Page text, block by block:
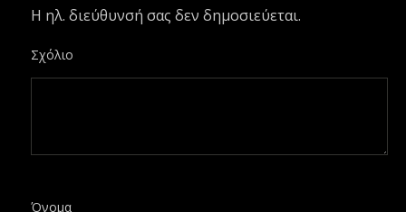
Η ηλ. διεύθυνσή σας δεν δημοσιεύεται.
Σχόλιο
Όνομα